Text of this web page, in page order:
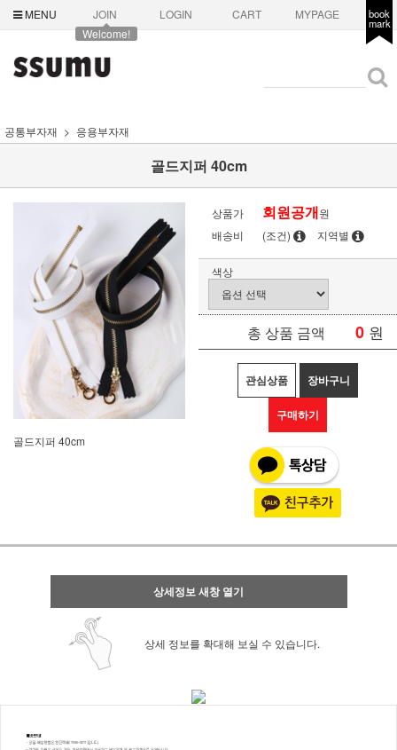
MENU
JOIN
Welcome!
LOGIN CART MYPAGE book
mark
공통부자재 응용부자재
골드지퍼 40cm
골드지퍼 40cm
상품가 회원공개원
배송비
(조건) 지역별
색상
총 상품 금액 0 원
관심상품 장바구니
구매하기
상세정보 새창 열기
상세 정보를 확대해 보실 수 있습니다.